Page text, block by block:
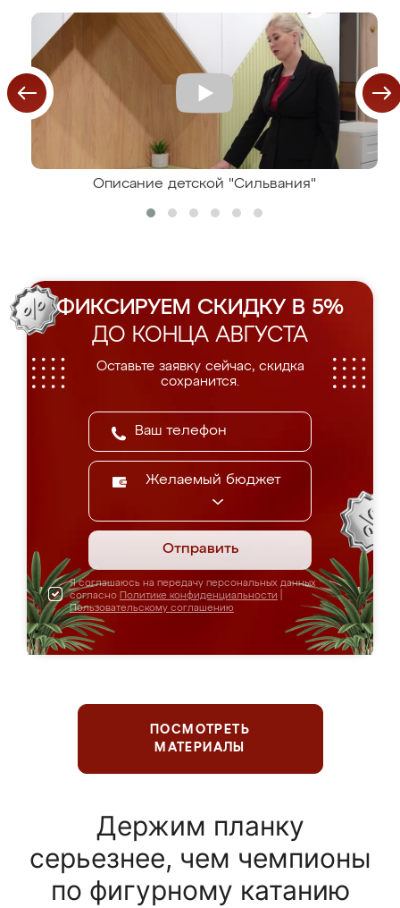
Описание детской "Сильвания"
ФИКСИРУЕМ СКИДКУ В 5%
ДО КОНЦА АВГУСТА
Оставьте заявку сейчас, скидка
сохранится.
Желаемый бюджет
Отправить
Я соглашаюсь на передачу персональных данных
согласно Политике конфиденциальности
Пользовательскому соглашению
ПОСМОТРЕТЬ
МАТЕРИАЛЫ
Держим планку
серьезнее, чем чемпионы
по фигурному катанию